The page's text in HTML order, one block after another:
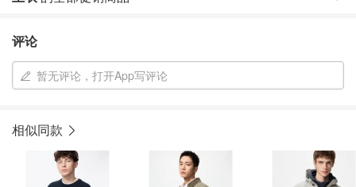
评论
暂无评论，打开App写评论
相似同款